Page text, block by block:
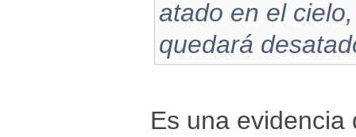
atado en el
quedará
Es una